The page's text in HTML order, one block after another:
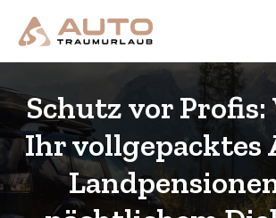
Schutz vor Profis:
Ihr vollgepacktes